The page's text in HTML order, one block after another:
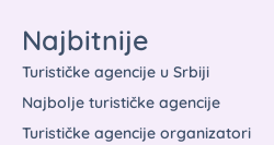
Najbitnije
Turističke agencije u Srbiji
Najbolje turističke agencije
Turističke agencije organizatori